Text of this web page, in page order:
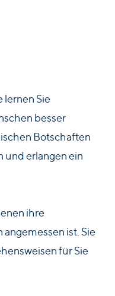
lernen Sie
besser
Botschaften
und erlangen ein
ihre
ist. Sie
für Sie